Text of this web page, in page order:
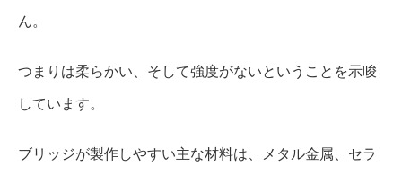
ん。
つまりは柔らかい、そして強度がないということを示唆
しています。
ブリッジが製作しやすい主な材料は、メタル金属、セラ